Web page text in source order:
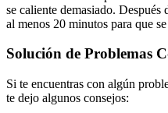
se caliente demasiado. Después
al menos 20 minutos para que
Solución de Problemas
Si te encuentras con algún
te dejo algunos consejos: